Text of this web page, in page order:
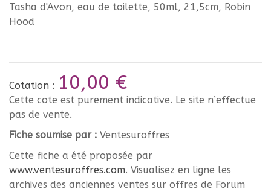
Tasha d'Avon, eau de toilette, 50ml, 21,5cm, Robin
Hood
Cotation : 10,00 €
Cette cote est purement indicative. Le site n’effectue
pas de vente.
Fiche soumise par : Ventesuroffres
Cette fiche a été proposée par
www.ventesuroffres.com. Visualisez en ligne les
archives des anciennes ventes sur offres de Forum